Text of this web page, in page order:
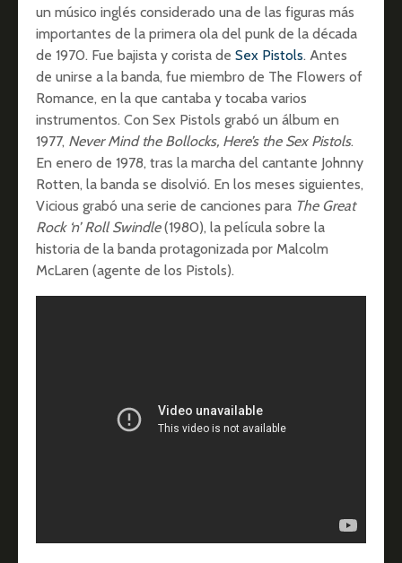
un músico inglés considerado una de las figuras más
importantes de la primera ola del punk de la década
de 1970. Fue bajista y corista de Sex Pistols. Antes
de unirse a la banda, fue miembro de The Flowers of
Romance, en la que cantaba y tocaba varios
instrumentos. Con Sex Pistols grabó un álbum en
1977, Never Mind the Bollocks, Here’s the Sex Pistols.
En enero de 1978, tras la marcha del cantante Johnny
Rotten, la banda se disolvió. En los meses siguientes,
Vicious grabó una serie de canciones para The Great
Rock ‘n’ Roll Swindle(1980), la película sobre la
historia de la banda protagonizada por Malcolm
McLaren (agente de los Pistols).